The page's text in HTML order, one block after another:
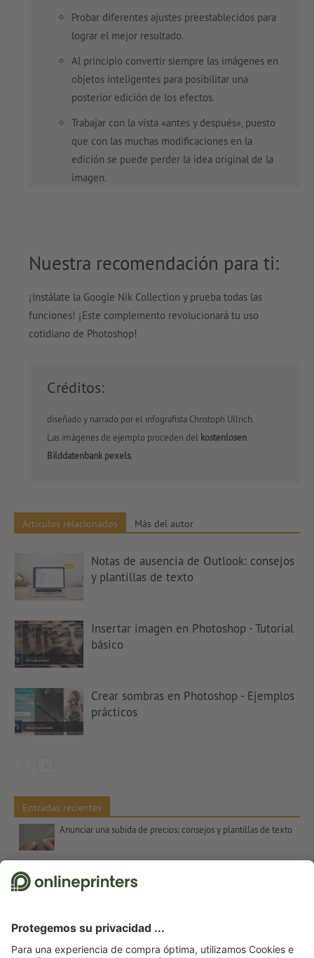
Probar diferentes ajustes preestablecidos para
lograr el mejor resultado.
Al principio convertir siempre las imágenes en
objetos inteligentes para posibilitar una
posterior edición de los efectos.
Trabajar con la vista «antes y después», puesto
que con las muchas modificaciones en la
edición se puede perder la idea original de la
imagen.
Nuestra recomendación para ti:
¡Instálate la Google Nik Collection y prueba todas las
funciones! ¡Este complemento revolucionará tu uso
cotidiano de Photoshop!
Créditos:
diseñado y narrado por el infografista Christoph Ullrich.
Las imágenes de ejemplo proceden del kostenlosen
Bilddatenbank pexels.
Artículos relacionados Más del autor
Notas de ausencia de Outlook: consejos
y plantillas de texto
Insertar imagen en Photoshop - Tutorial
básico
Crear sombras en Photoshop - Ejemplos
prácticos
Entradas recientes
Anunciar una subida de precios: consejos y plantillas de texto
Refranes para tarjetas de Navidad: sugerencias y plantillas de texto gratuitas